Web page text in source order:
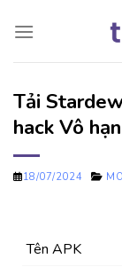
đến
Tải
hack Vô
18/07/2024
Tên APK